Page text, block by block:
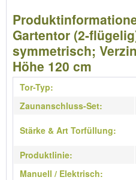
Gartentor (2-
symmetrisch;
Höhe 120 cm
Tor-Typ:
Zaunanschluss-Set:
Stärke & Art Torfüllung:
Produktlinie:
Manuell / Elektrisch: